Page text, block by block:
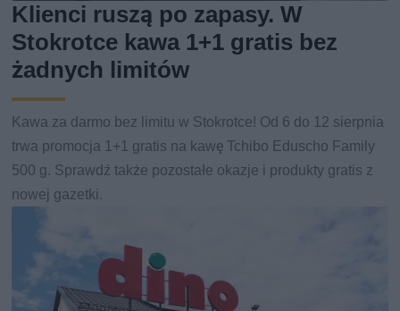
Klienci ruszą po zapasy. W
Stokrotce kawa 1+1 gratis bez
żadnych limitów
Kawa za darmo bez limitu w Stokrotce! Od 6 do 12 sierpnia
trwa promocja 1+1 gratis na kawę Tchibo Eduscho Family
500 g. Sprawdź także pozostałe okazje i produkty gratis z
nowej gazetki.